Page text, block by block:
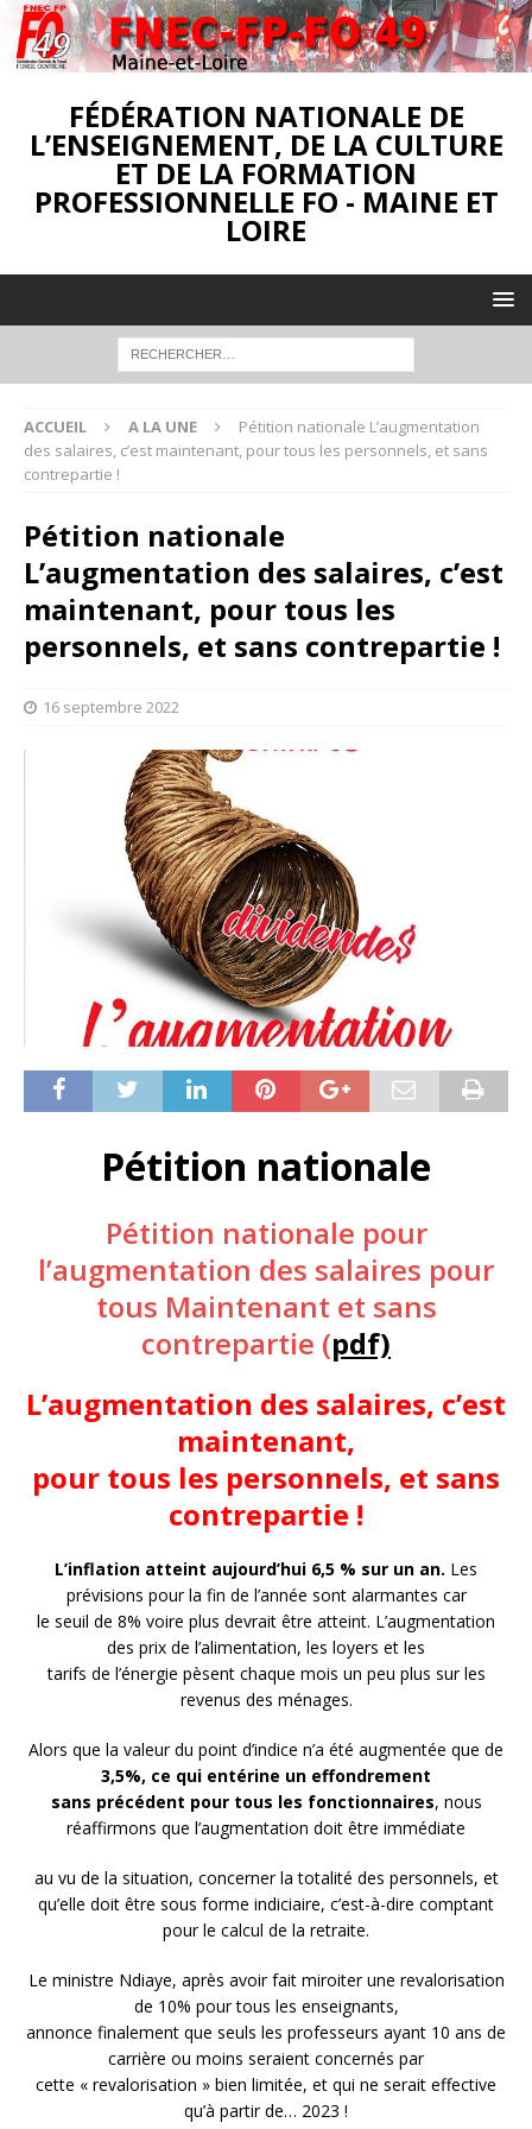
FÉDÉRATION NATIONALE DE
L’ENSEIGNEMENT, DE LA CULTURE
ET DE LA FORMATION
PROFESSIONNELLE FO - MAINE ET
LOIRE
ACCUEIL A LA UNE
Pétition nationale L’augmentation
des salaires, c’est maintenant, pour tous les personnels, et sans
contrepartie !
Pétition nationale
L’augmentation des salaires, c’est
maintenant, pour tous les
personnels, et sans contrepartie !
16 septembre 2022
Pétition nationale
Pétition nationale pour
l’augmentation des salaires pour
tous Maintenant et sans
contrepartie (pdf)
L’augmentation des salaires, c’est
maintenant,
pour tous les personnels, et sans
contrepartie !
L’inflation atteint aujourd’hui 6,5 % sur un an. Les
prévisions pour la fin de l’année sont alarmantes car
le seuil de 8% voire plus devrait être atteint. L’augmentation
des prix de l’alimentation, les loyers et les
tarifs de l’énergie pèsent chaque mois un peu plus sur les
revenus des ménages.
Alors que la valeur du point d’indice n’a été augmentée que de
3,5%, ce qui entérine un effondrement
sans précédent pour tous les fonctionnaires, nous
réaffirmons que l’augmentation doit être immédiate
au vu de la situation, concerner la totalité des personnels, et
qu’elle doit être sous forme indiciaire, c’est-à-dire comptant
pour le calcul de la retraite.
Le ministre Ndiaye, après avoir fait miroiter une revalorisation
de 10% pour tous les enseignants,
annonce finalement que seuls les professeurs ayant 10 ans de
carrière ou moins seraient concernés par
cette « revalorisation » bien limitée, et qui ne serait effective
qu’à partir de… 2023 !